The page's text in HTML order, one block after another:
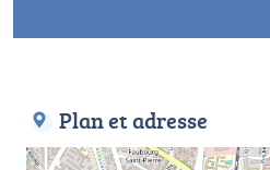
Plan et adresse